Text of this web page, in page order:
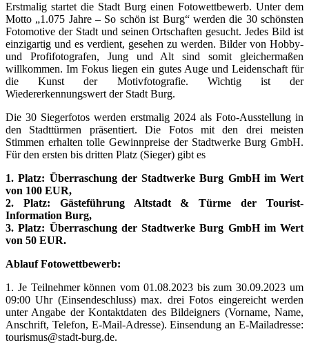
Erstmalig startet die Stadt Burg einen Fotowettbewerb. Unter dem
Motto „1.075 Jahre – So schön ist Burg“ werden die 30 schönsten
Fotomotive der Stadt und seinen Ortschaften gesucht. Jedes Bild ist
einzigartig und es verdient, gesehen zu werden. Bilder von Hobby-
und Profifotografen, Jung und Alt sind somit gleichermaßen
willkommen. Im Fokus liegen ein gutes Auge und Leidenschaft für
die Kunst der Motivfotografie. Wichtig ist der
Wiedererkennungswert der Stadt Burg.
Die 30 Siegerfotos werden erstmalig 2024 als Foto-Ausstellung in
den Stadttürmen präsentiert. Die Fotos mit den drei meisten
Stimmen erhalten tolle Gewinnpreise der Stadtwerke Burg GmbH.
Für den ersten bis dritten Platz (Sieger) gibt es
1. Platz: Überraschung der Stadtwerke Burg GmbH im Wert
von 100 EUR,
2. Platz: Gästeführung Altstadt & Türme der Tourist-
Information Burg,
3. Platz: Überraschung der Stadtwerke Burg GmbH im Wert
von 50 EUR.
Ablauf Fotowettbewerb:
1. Je Teilnehmer können vom 01.08.2023 bis zum 30.09.2023 um
09:00 Uhr (Einsendeschluss) max. drei Fotos eingereicht werden
unter Angabe der Kontaktdaten des Bildeigners (Vorname, Name,
Anschrift, Telefon, E-Mail-Adresse). Einsendung an E-Mailadresse:
tourismus@stadt-burg.de.